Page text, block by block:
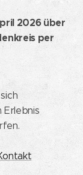
2026 über
per
Erlebnis